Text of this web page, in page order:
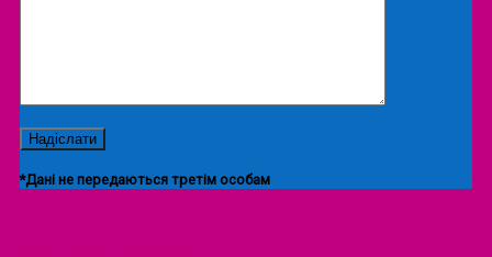
*Дані не передаються третім особам